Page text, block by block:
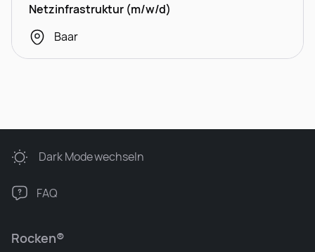
Netzinfrastruktur (m/w/d)
Baar
Rocken®
Dark Modewechseln
FAQ